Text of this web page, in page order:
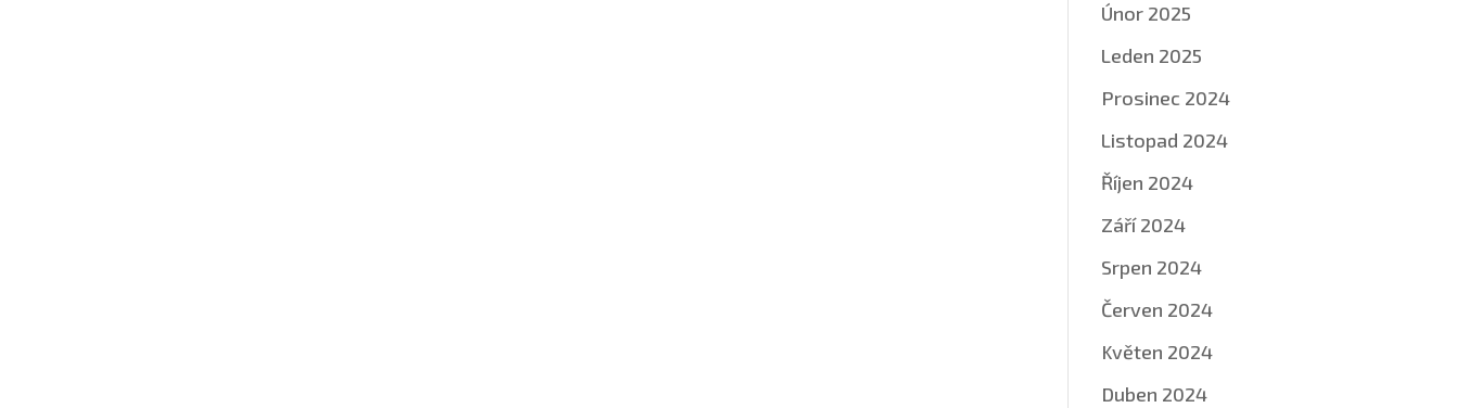
Únor 2025
Leden 2025
Prosinec 2024
Listopad 2024
Říjen 2024
Září 2024
Srpen 2024
Červen 2024
Květen 2024
Duben 2024